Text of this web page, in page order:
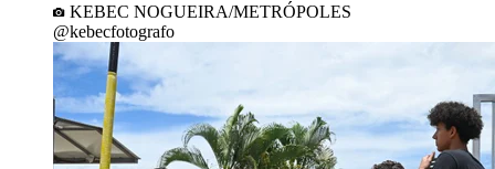
KEBEC NOGUEIRA/METRÓPOLES
@kebecfotografo